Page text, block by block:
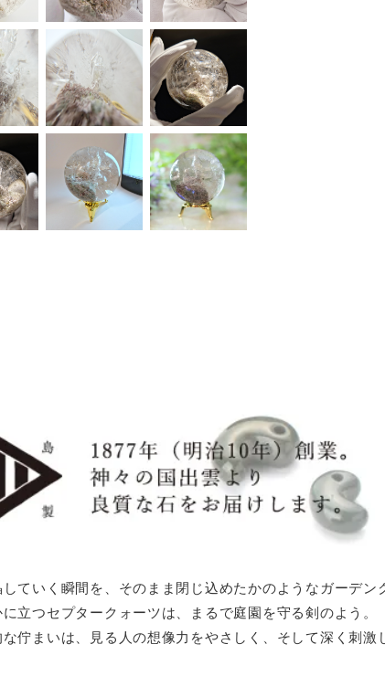
ていく瞬間を、そのまま閉じ込めたかのようなガーデン
立つセプタークォーツは、まるで庭園を守る剣のよう。
佇まいは、見る人の想像力をやさしく、そして深く刺激